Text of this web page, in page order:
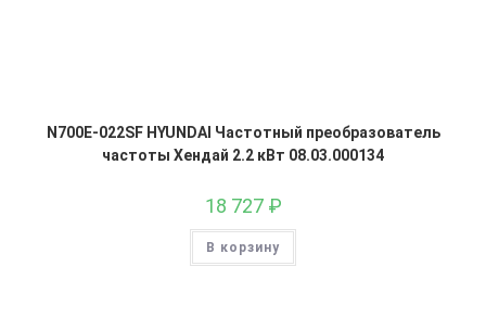
N700E-022SF HYUNDAI Частотный преобразователь
частоты Хендай 2.2 кВт 08.03.000134
18 727 ₽
В корзину